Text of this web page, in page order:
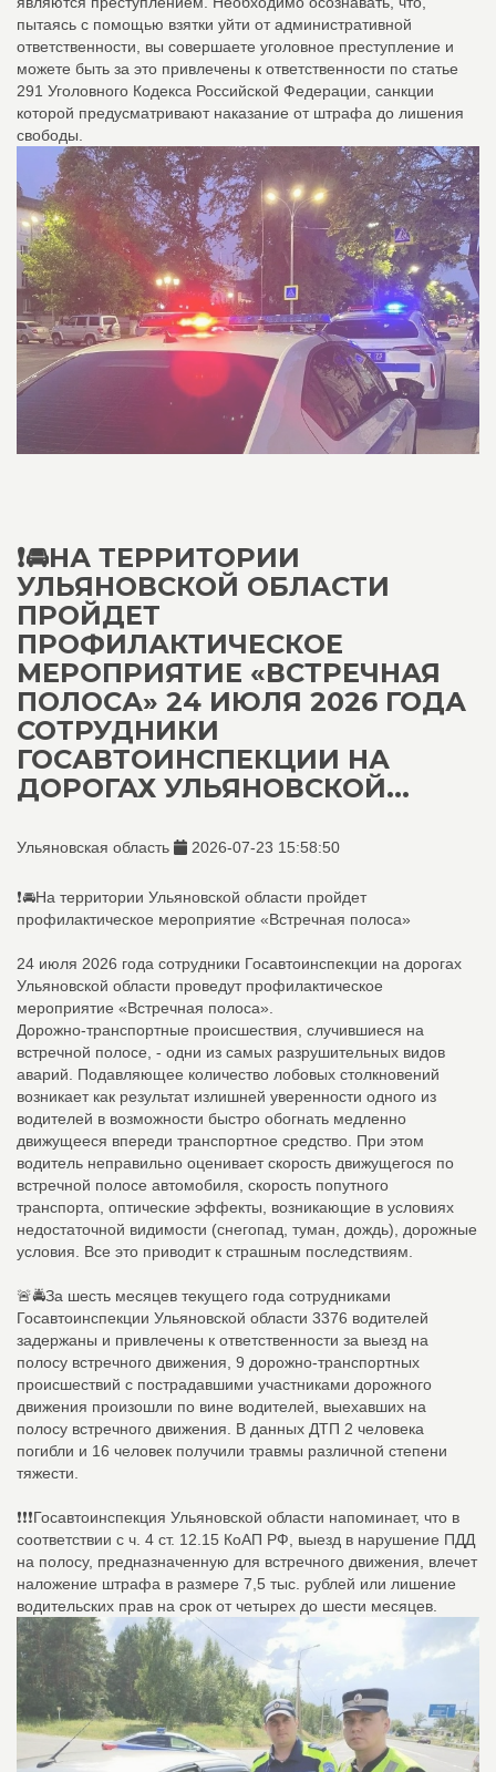
пытаясь с помощью взятки уйти от административной
ответственности, вы совершаете уголовное преступление и
можете быть за это привлечены к ответственности по статье
291 Уголовного Кодекса Российской Федерации, санкции
которой предусматривают наказание от штрафа до лишения
свободы.
❗🚘НА ТЕРРИТОРИИ
УЛЬЯНОВСКОЙ ОБЛАСТИ
ПРОЙДЕТ
ПРОФИЛАКТИЧЕСКОЕ
МЕРОПРИЯТИЕ «ВСТРЕЧНАЯ
ПОЛОСА» 24 ИЮЛЯ 2026 ГОДА
СОТРУДНИКИ
ГОСАВТОИНСПЕКЦИИ НА
ДОРОГАХ УЛЬЯНОВСКОЙ...
Ульяновская область 2026-07-23 15:58:50
❗🚘На территории Ульяновской области пройдет
профилактическое мероприятие «Встречная полоса»
24 июля 2026 года сотрудники Госавтоинспекции на дорогах
Ульяновской области проведут профилактическое
мероприятие «Встречная полоса».
Дорожно-транспортные происшествия, случившиеся на
встречной полосе, - одни из самых разрушительных видов
аварий. Подавляющее количество лобовых столкновений
возникает как результат излишней уверенности одного из
водителей в возможности быстро обогнать медленно
движущееся впереди транспортное средство. При этом
водитель неправильно оценивает скорость движущегося по
встречной полосе автомобиля, скорость попутного
транспорта, оптические эффекты, возникающие в условиях
недостаточной видимости (снегопад, туман, дождь), дорожные
условия. Все это приводит к страшным последствиям.
🚨🚔За шесть месяцев текущего года сотрудниками
Госавтоинспекции Ульяновской области 3376 водителей
задержаны и привлечены к ответственности за выезд на
полосу встречного движения, 9 дорожно-транспортных
происшествий с пострадавшими участниками дорожного
движения произошли по вине водителей, выехавших на
полосу встречного движения. В данных ДТП 2 человека
погибли и 16 человек получили травмы различной степени
тяжести.
❗❗❗Госавтоинспекция Ульяновской области напоминает, что в
соответствии с ч. 4 ст. 12.15 КоАП РФ, выезд в нарушение ПДД
на полосу, предназначенную для встречного движения, влечет
наложение штрафа в размере 7,5 тыс. рублей или лишение
водительских прав на срок от четырех до шести месяцев.